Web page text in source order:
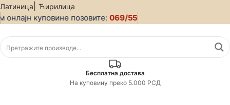
Скочите
на
Латиница Ћирилица
куповине позовите:069/5599-019
Бесплатна достава
На куповину преко 5.000 РСД